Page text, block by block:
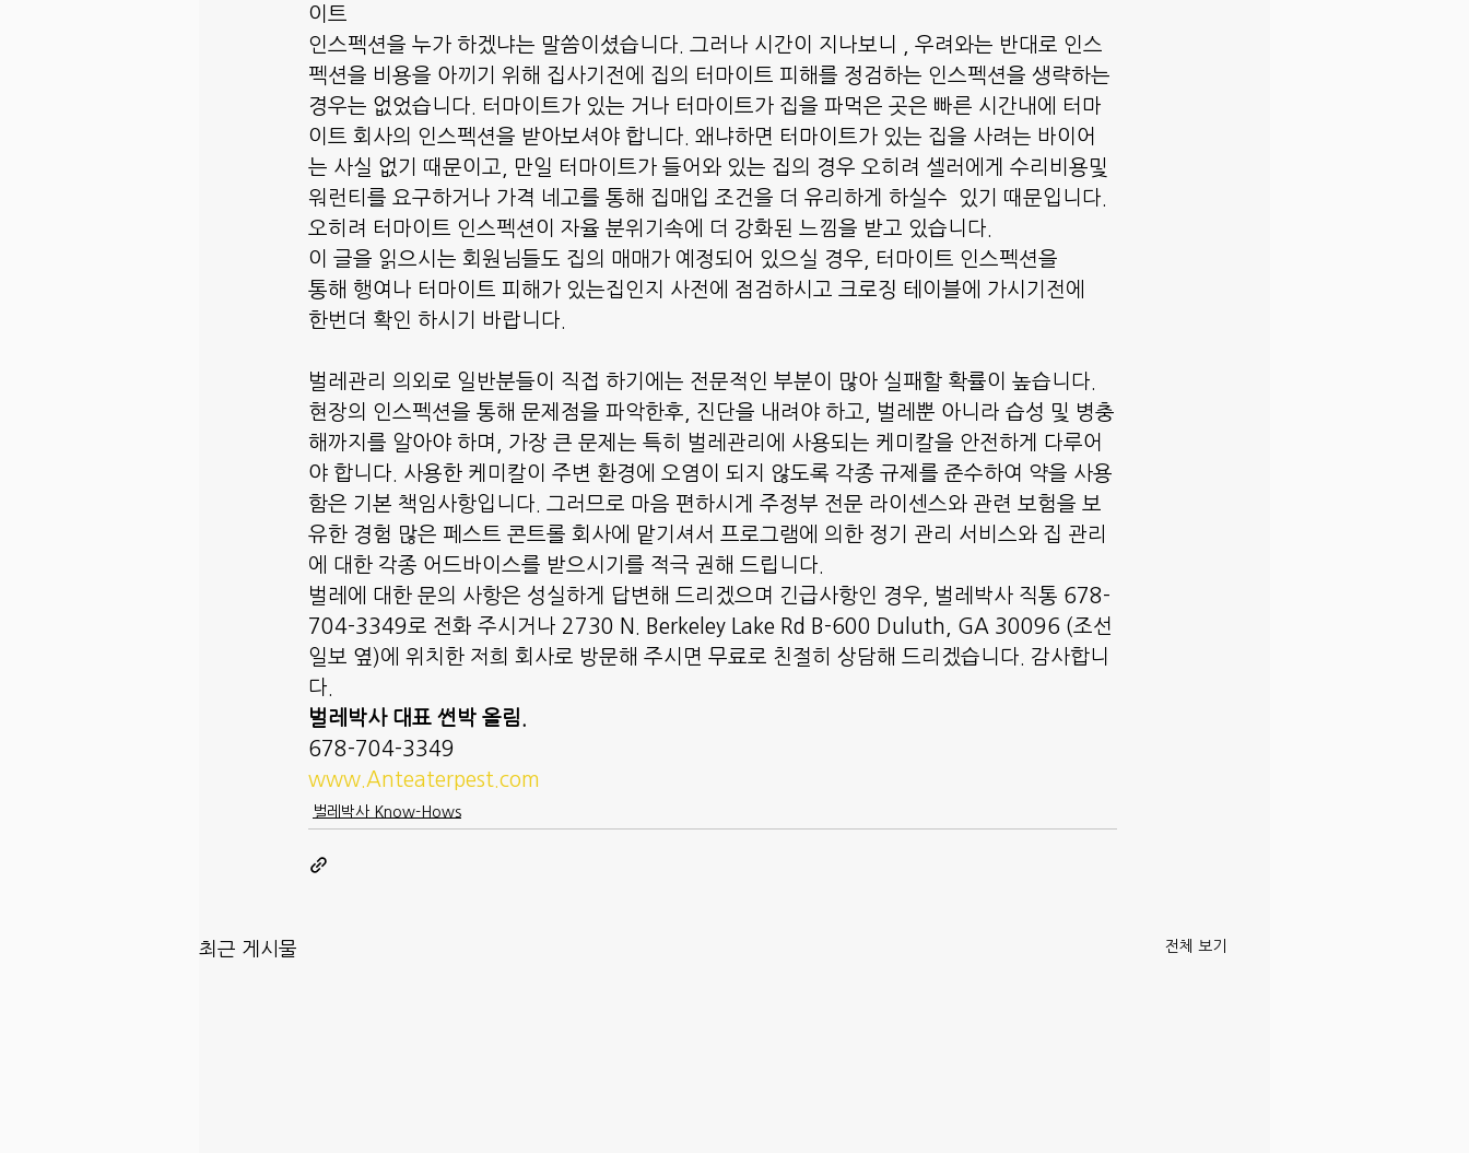
이트
인스펙션을 누가 하겠냐는 말씀이셨습니다. 그러나 시간이 지나보니 , 우려와는 반대로 인스
펙션을 비용을 아끼기 위해 집사기전에 집의 터마이트 피해를 정검하는 인스펙션을 생략하는
경우는 없었습니다. 터마이트가 있는 거나 터마이트가 집을 파먹은 곳은 빠른 시간내에 터마
이트 회사의 인스펙션을 받아보셔야 합니다. 왜냐하면 터마이트가 있는 집을 사려는 바이어
는 사실 없기 때문이고, 만일 터마이트가 들어와 있는 집의 경우 오히려 셀러에게 수리비용및
워런티를 요구하거나 가격 네고를 통해 집매입 조건을 더 유리하게 하실수  있기 때문입니다.
오히려 터마이트 인스펙션이 자율 분위기속에 더 강화된 느낌을 받고 있습니다.
이 글을 읽으시는 회원님들도 집의 매매가 예정되어 있으실 경우, 터마이트 인스펙션을
통해 행여나 터마이트 피해가 있는집인지 사전에 점검하시고 크로징 테이블에 가시기전에
한번더 확인 하시기 바랍니다.
벌레관리 의외로 일반분들이 직접 하기에는 전문적인 부분이 많아 실패할 확률이 높습니다.
현장의 인스펙션을 통해 문제점을 파악한후, 진단을 내려야 하고, 벌레뿐 아니라 습성 및 병충
해까지를 알아야 하며, 가장 큰 문제는 특히 벌레관리에 사용되는 케미칼을 안전하게 다루어
야 합니다. 사용한 케미칼이 주변 환경에 오염이 되지 않도록 각종 규제를 준수하여 약을 사용
함은 기본 책임사항입니다. 그러므로 마음 편하시게 주정부 전문 라이센스와 관련 보험을 보
유한 경험 많은 페스트 콘트롤 회사에 맡기셔서 프로그램에 의한 정기 관리 서비스와 집 관리
에 대한 각종 어드바이스를 받으시기를 적극 권해 드립니다.
벌레에 대한 문의 사항은 성실하게 답변해 드리겠으며 긴급사항인 경우, 벌레박사 직통 678-
704-3349로 전화 주시거나 2730 N. Berkeley Lake Rd B-600 Duluth, GA 30096 (조선
일보 옆)에 위치한 저희 회사로 방문해 주시면 무료로 친절히 상담해 드리겠습니다. 감사합니
다.
벌레박사 대표 썬박 올림.
678-704-3349
www.Anteaterpest.com
벌레박사 Know-Hows
최근 게시물 전체 보기